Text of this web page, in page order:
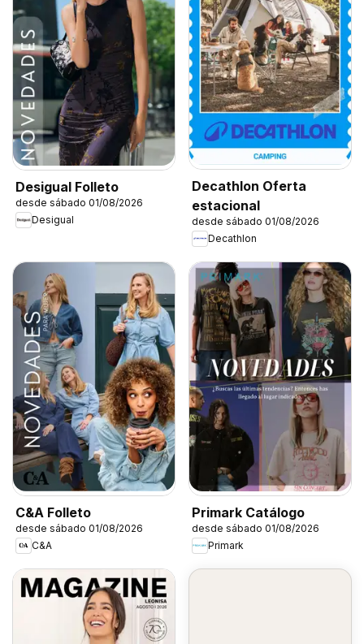
Desigual Folleto
desde sábado 01/08/2026
Desigual
Decathlon Oferta
estacional
desde sábado 01/08/2026
Decathlon
C&A Folleto
desde sábado 01/08/2026
C&A
Primark Catálogo
desde sábado 01/08/2026
Primark